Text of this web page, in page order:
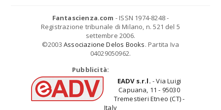
Fantascienza.com - ISSN 1974-8248 -
Registrazione tribunale di Milano, n. 521 del 5
settembre 2006.
©2003 Associazione Delos Books. Partita Iva
04029050962.
Pubblicità:
EADV s.r.l. - Via Luigi
Capuana, 11 - 95030
Tremestieri Etneo (CT) -
Italy